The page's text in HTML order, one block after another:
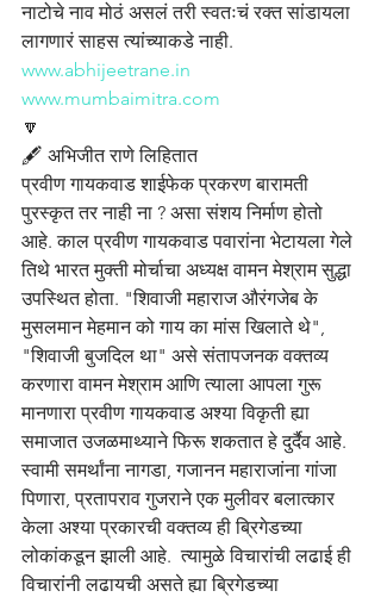
नाटोचे नाव मोठं असलं तरी स्वतःचं रक्त सांडायला
लागणारं साहस त्यांच्याकडे नाही.
www.abhijeetrane.in
www.mumbaimitra.com
🔽
🖋️ अभिजीत राणे लिहितात
प्रवीण गायकवाड शाईफेक प्रकरण बारामती
पुरस्कृत तर नाही ना ? असा संशय निर्माण होतो
आहे. काल प्रवीण गायकवाड पवारांना भेटायला गेले
तिथे भारत मुक्ती मोर्चाचा अध्यक्ष वामन मेश्राम सुद्धा
उपस्थित होता. "शिवाजी महाराज औरंगजेब के
मुसलमान मेहमान को गाय का मांस खिलाते थे",
"शिवाजी बुजदिल था" असे संतापजनक वक्तव्य
करणारा वामन मेश्राम आणि त्याला आपला गुरू
मानणारा प्रवीण गायकवाड अश्या विकृती ह्या
समाजात उजळमाथ्याने फिरू शकतात हे दुर्दैव आहे.
स्वामी समर्थांना नागडा, गजानन महाराजांना गांजा
पिणारा, प्रतापराव गुजराने एक मुलीवर बलात्कार
केला अश्या प्रकारची वक्तव्य ही ब्रिगेडच्या
लोकांकडून झाली आहे.  त्यामुळे विचारांची लढाई ही
विचारांनी लढायची असते ह्या ब्रिगेडच्या